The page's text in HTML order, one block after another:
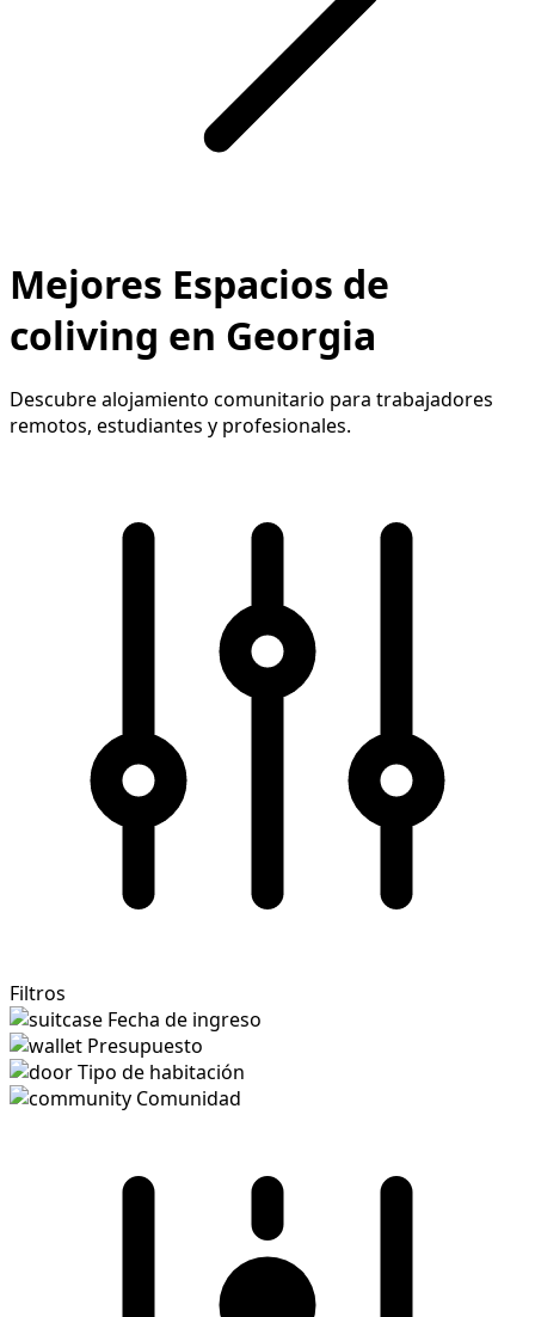
Mejores Espacios de
coliving en Georgia
Descubre alojamiento comunitario para trabajadores
remotos, estudiantes y profesionales.
Filtros
Fecha de ingreso
Presupuesto
Tipo de habitación
Comunidad